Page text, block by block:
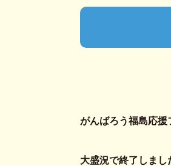
がんばろう福島応
大盛況で終了しまし